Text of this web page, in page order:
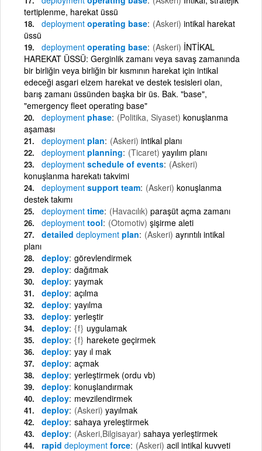
tertiplenme, harekat üssü
deployment operating base (Askeri) intikal harekat
üssü
deployment operating base (Askeri) İNTİKAL
HAREKAT ÜSSÜ: Gerginlik zamanı veya savaş zamanında
bir birliğin veya birliğin bir kısmının harekat için intikal
edeceği asgari elzem harekat ve destek tesisleri olan,
barış zamanı üssünden başka bir üs. Bak. "base",
"emergency fleet operating base"
deployment phase (Politika, Siyaset) konuşlanma
aşaması
deployment plan (Askeri) intikal planı
deployment planning (Ticaret) yayılım planı
deployment schedule of events (Askeri)
konuşlanma harekatı takvimi
deployment support team (Askeri) konuşlanma
destek takımı
deployment time (Havacılık) paraşüt açma zamanı
deployment tool (Otomotiv) şişirme aleti
detailed deployment plan (Askeri) ayrıntılı intikal
planı
deploy görevlendirmek
deploy dağıtmak
deploy yaymak
deploy açılma
deploy yayılma
deploy yerleştir
deploy {f} uygulamak
deploy {f} harekete geçirmek
deploy yay ıl mak
deploy açmak
deploy yerleştirmek (ordu vb)
deploy konuşlandırmak
deploy mevzilendirmek
deploy (Askeri) yayılmak
deploy sahaya yreleştirmek
deploy (Askeri,Bilgisayar) sahaya yerleştirmek
rapid deployment force (Askeri) acil intikal kuvveti